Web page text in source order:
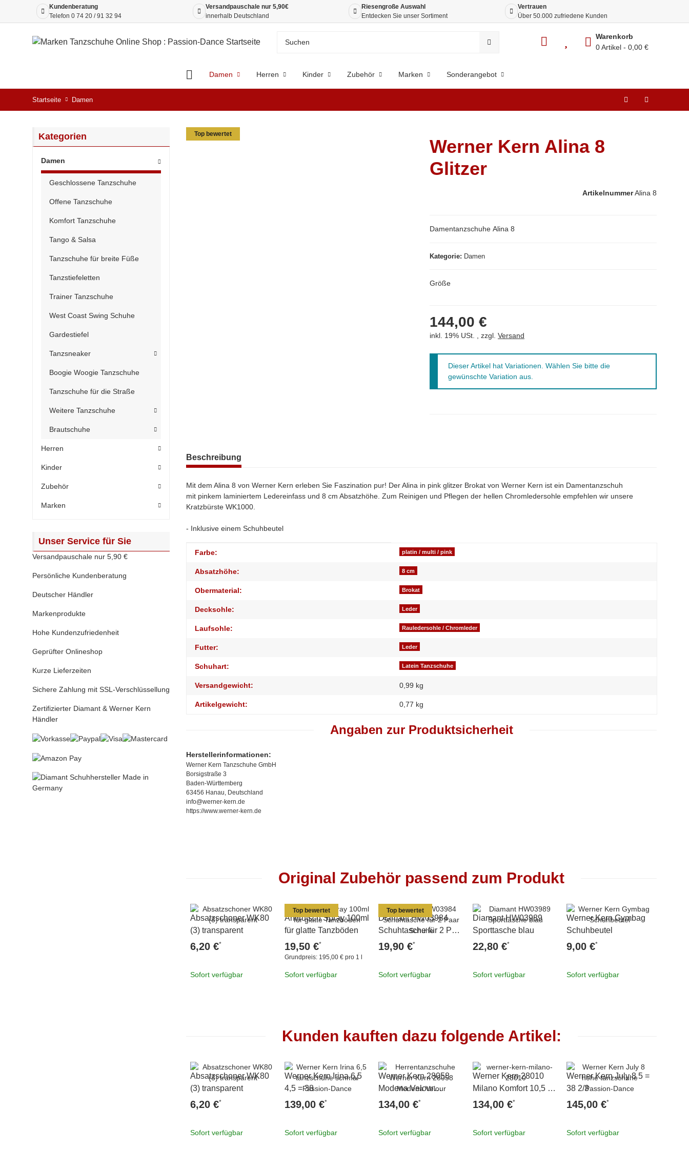
Kundenberatung
Telefon 0 74 20 / 91 32 94
Versandpauschale nur 5,90€
innerhalb Deutschland
Riesengroße Auswahl
Entdecken Sie unser Sortiment
Vertrauen
Über 50.000 zufriedene Kunden
Damen Herren Kinder Zubehör Marken Sonderangebot
Warenkorb
0 Artikel
0,00 €
Startseite Damen
Top bewertet
Werner Kern Alina 8
Glitzer
ArtikelnummerAlina 8
Kategorie Damen
Damentanzschuhe Alina 8
Größe
144,00 €
inkl. 19% USt. , zzgl. Versand
x
Dieser Artikel hat Variationen. Wählen Sie bitte die
gewünschte Variation aus.
Beschreibung
Mit dem Alina 8 von Werner Kern erleben Sie Faszination pur! Der Alina in pink glitzer Brokat von Werner Kern ist ein Damentanzschuh
mit pinkem laminiertem Ledereinfass und 8 cm Absatzhöhe. Zum Reinigen und Pflegen der hellen Chromledersohle empfehlen wir unsere
Kratzbürste WK1000.
- Inklusive einem Schuhbeutel
Produkteigenschaft
Wert
Farbe: platin / multi / pink
Absatzhöhe: 8 cm
Obermaterial: Brokat
Decksohle: Leder
Laufsohle: Rauledersohle / Chromleder
Futter: Leder
Schuhart: Latein Tanzschuhe
Versandgewicht: 0,99 kg
Artikelgewicht: 0,77 kg
Angaben zur Produktsicherheit
Herstellerinformationen:
Werner Kern Tanzschuhe GmbH
Borsigstraße 3
Baden-Württemberg
63456 Hanau, Deutschland
info@werner-kern.de
https://www.werner-kern.de
Original Zubehör passend zum Produkt
Absatzschoner WK80
(3) transparent
6,20 €*
Sofort verfügbar
Top bewertet
Antirutsch Spray 100ml
für glatte Tanzböden
19,50 €*
Grundpreis: 195,00 € pro 1 l
Sofort verfügbar
Top bewertet
Diamant HW03984
Schuhtasche für 2 Paar
Schuhe
19,90 €*
Sofort verfügbar
Diamant HW03989
Sporttasche blau
22,80 €*
Sofort verfügbar
Werner Kern Gymbag
Schuhbeutel
9,00 €*
Sofort verfügbar
Kunden kauften dazu folgende Artikel:
Absatzschoner WK80
(3) transparent
6,20 €*
Sofort verfügbar
Werner Kern Irina 6,5
4,5 = 38
139,00 €*
Sofort verfügbar
Werner Kern 28058
Modena Velour
Tanzschuhe 10 = 45
134,00 €*
Sofort verfügbar
Werner Kern 28010
Milano Komfort 10,5 =
46
134,00 €*
Sofort verfügbar
Werner Kern July 8 5 =
38 2/3
145,00 €*
Sofort verfügbar
Kategorien
Damen
Geschlossene Tanzschuhe
Offene Tanzschuhe
Komfort Tanzschuhe
Tango & Salsa
Tanzschuhe für breite Füße
Tanzstiefeletten
Trainer Tanzschuhe
West Coast Swing Schuhe
Gardestiefel
Tanzsneaker
Boogie Woogie Tanzschuhe
Tanzschuhe für die Straße
Weitere Tanzschuhe
Brautschuhe
Herren
Kinder
Zubehör
Marken
Unser Service für Sie
Versandpauschale nur 5,90 €
Persönliche Kundenberatung
Deutscher Händler
Markenprodukte
Hohe Kundenzufriedenheit
Geprüfter Onlineshop
Kurze Lieferzeiten
Sichere Zahlung mit SSL-Verschlüssellung
Zertifizierter Diamant & Werner Kern
Händler